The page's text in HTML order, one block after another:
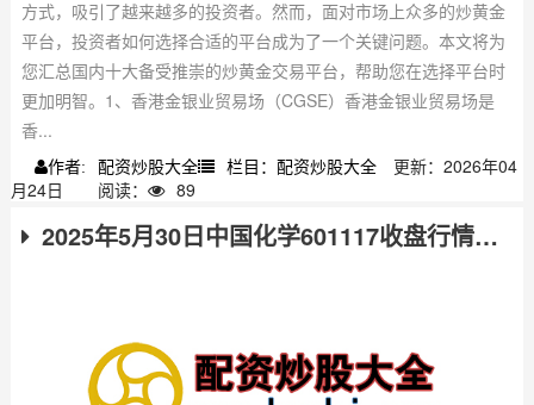
方式，吸引了越来越多的投资者。然而，面对市场上众多的炒黄金
平台，投资者如何选择合适的平台成为了一个关键问题。本文将为
您汇总国内十大备受推崇的炒黄金交易平台，帮助您在选择平台时
更加明智。1、香港金银业贸易场（CGSE）香港金银业贸易场是
香...
作者: 配资炒股大全 栏目：配资炒股大全
更新：2026年04
月24日
阅读： 89
2025年5月30日中国化学601117收盘行情及公司公告